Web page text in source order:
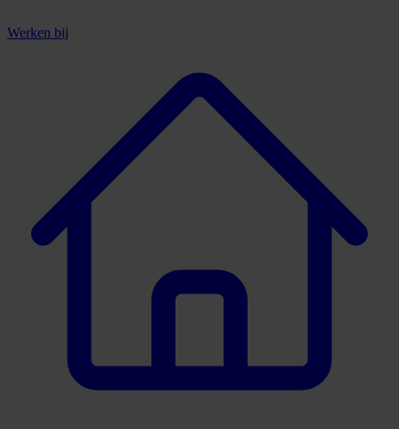
Werken bij